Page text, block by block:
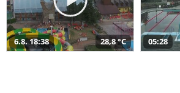
6.8. 18:38 28,8 °C 05:28